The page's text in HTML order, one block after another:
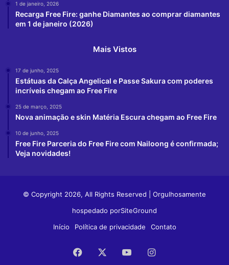
1 de janeiro, 2026
Recarga Free Fire: ganhe Diamantes ao comprar diamantes
em 1 de janeiro (2026)
Mais Vistos
17 de junho, 2025
Estátuas da Calça Angelical e Passe Sakura com poderes
incríveis chegam ao Free Fire
25 de março, 2025
Nova animação e skin Matéria Escura chegam ao Free Fire
10 de junho, 2025
Free Fire Parceria do Free Fire com Nailoong é confirmada;
Veja novidades!
© Copyright 2026, All Rights Reserved | Orgulhosamente
hospedado porSiteGround
Início
Política de privacidade Contato
Facebook YouTubeInstagram